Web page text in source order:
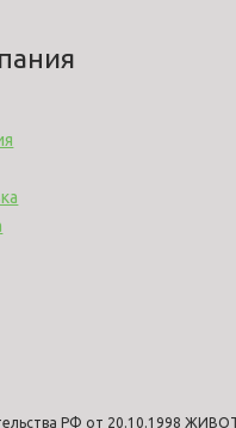
РФ от 20.10.1998